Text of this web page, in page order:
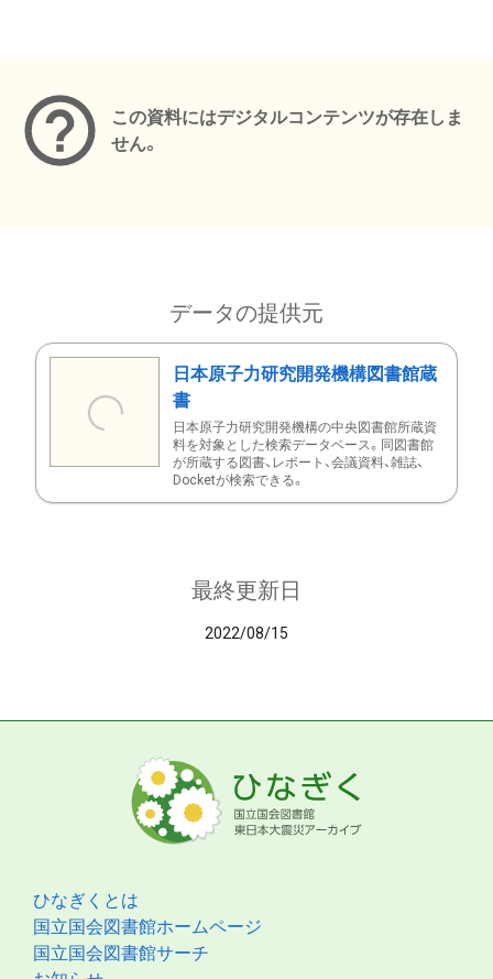
この資料にはデジタルコンテンツが存在しま
せん。
データの提供元
日本原子力研究開発機構図書館蔵
書
日本原子力研究開発機構の中央図書館所蔵資
料を対象とした検索データベース。同図書館
が所蔵する図書、レポート、会議資料、雑誌、
Docketが検索できる。
最終更新日
2022/08/15
ひなぎくとは
国立国会図書館ホームページ
国立国会図書館サーチ